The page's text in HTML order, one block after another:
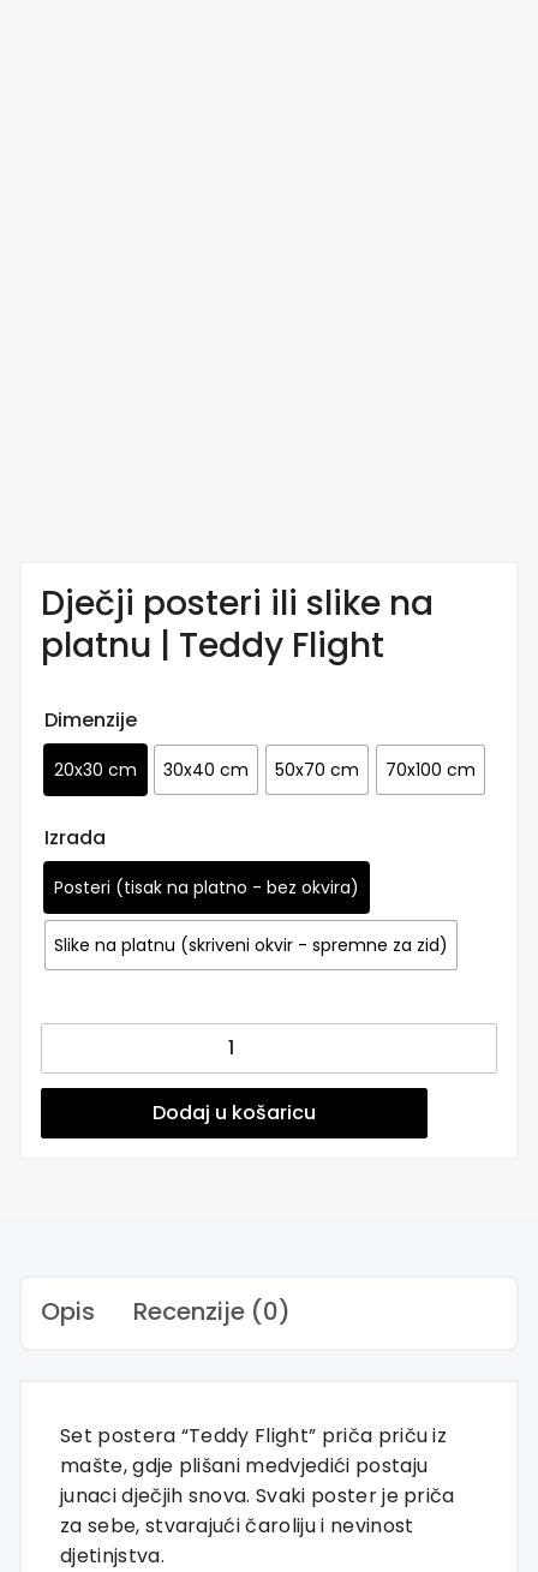
Dječji posteri ili slike na
platnu | Teddy Flight
Dimenzije
20x30 cm 30x40 cm 50x70 cm 70x100 cm
Izrada
Posteri (tisak na platno - bez okvira)
Slike na platnu (skriveni okvir - spremne za zid)
ili
na
Dodaj u košaricu
Opis Recenzije (0)
Set postera “Teddy Flight” priča priču iz
mašte, gdje plišani medvjedići postaju
junaci dječjih snova. Svaki poster je priča
za sebe, stvarajući čaroliju i nevinost
djetinjstva.